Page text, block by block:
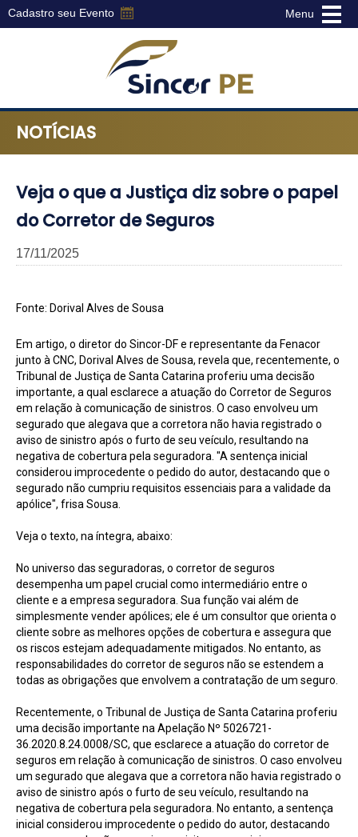
Cadastro seu Evento Menu
Sindicato
Corretores
Seguros
NOTÍCIAS
Veja o que a Justiça diz sobre o papel
do Corretor de Seguros
17/11/2025
Fonte: Dorival Alves de Sousa
Em artigo, o diretor do Sincor-DF e representante da Fenacor
junto à CNC, Dorival Alves de Sousa, revela que, recentemente, o
Tribunal de Justiça de Santa Catarina proferiu uma decisão
importante, a qual esclarece a atuação do Corretor de Seguros
em relação à comunicação de sinistros. O caso envolveu um
segurado que alegava que a corretora não havia registrado o
aviso de sinistro após o furto de seu veículo, resultando na
negativa de cobertura pela seguradora. "A sentença inicial
considerou improcedente o pedido do autor, destacando que o
segurado não cumpriu requisitos essenciais para a validade da
apólice", frisa Sousa.
Veja o texto, na íntegra, abaixo:
No universo das seguradoras, o corretor de seguros
desempenha um papel crucial como intermediário entre o
cliente e a empresa seguradora. Sua função vai além de
simplesmente vender apólices; ele é um consultor que orienta o
cliente sobre as melhores opções de cobertura e assegura que
os riscos estejam adequadamente mitigados. No entanto, as
responsabilidades do corretor de seguros não se estendem a
todas as obrigações que envolvem a contratação de um seguro.
Recentemente, o Tribunal de Justiça de Santa Catarina proferiu
uma decisão importante na Apelação Nº 5026721-
36.2020.8.24.0008/SC, que esclarece a atuação do corretor de
seguros em relação à comunicação de sinistros. O caso envolveu
um segurado que alegava que a corretora não havia registrado o
aviso de sinistro após o furto de seu veículo, resultando na
negativa de cobertura pela seguradora. No entanto, a sentença
inicial considerou improcedente o pedido do autor, destacando